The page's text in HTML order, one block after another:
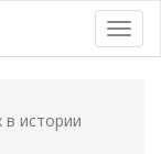
истории